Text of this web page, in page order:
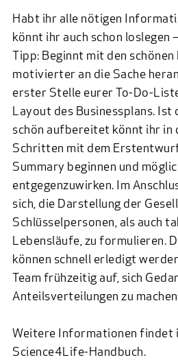
Habt ihr alle nötigen
könnt ihr auch schon loslegen
Tipp: Beginnt mit den schönen
motivierter an die Sache
erster Stelle eurer To-Do-
Layout des Businessplans. Ist
schön aufbereitet könnt ihr in
Schritten mit dem
Summary beginnen und
entgegenzuwirken. Im
sich, die Darstellung der
Schlüsselpersonen, als auch
Lebensläufe, zu formulieren.
können schnell erledigt
Team frühzeitig auf, sich
Anteilsverteilungen zu
Weitere Informationen findet
Science4Life-Handbuch.